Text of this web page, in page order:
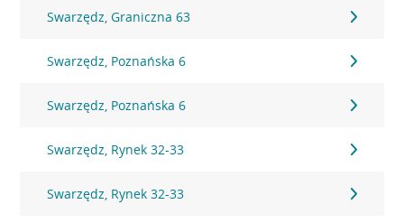
Swarzędz, Graniczna 63
Swarzędz, Poznańska 6
Swarzędz, Poznańska 6
Swarzędz, Rynek 32-33
Swarzędz, Rynek 32-33